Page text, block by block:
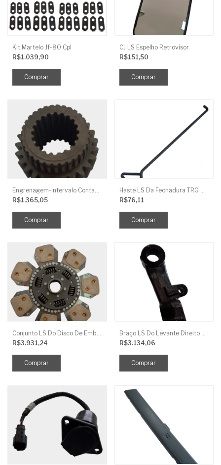
Kit Martelo Jf-80 Cpl
R$1.039,90
CJ LS Espelho Retrovisor
R$151,50
R$1.365,05
R$76,11
R$3.931,24
R$3.134,06